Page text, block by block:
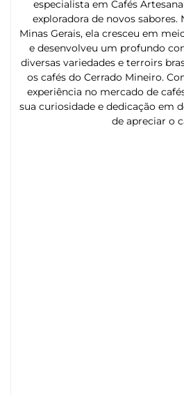
especialista em Cafés
exploradora de novos sabores.
Minas Gerais, ela cresceu em
e desenvolveu um profundo
diversas variedades e terroirs
os cafés do Cerrado Mineiro.
experiência no mercado de
sua curiosidade e dedicação em
de apreciar o